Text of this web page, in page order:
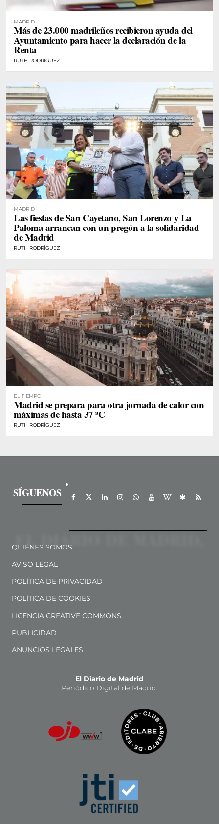
MADRID
Más de 23.000 madrileños recibieron ayuda del
Ayuntamiento para hacer la declaración de la
Renta
RUTH RODRÍGUEZ
MADRID
Las fiestas de San Cayetano, San Lorenzo y La
Paloma arrancan con un pregón a la solidaridad
de Madrid
RUTH RODRÍGUEZ
EL TIEMPO
Madrid se prepara para otra jornada de calor con
máximas de hasta 37 ºC
RUTH RODRÍGUEZ
SÍGUENOS
QUIÉNES SOMOS
AVISO LEGAL
POLÍTICA DE PRIVACIDAD
POLÍTICA DE COOKIES
LICENCIA CREATIVE COMMONS
PUBLICIDAD
ANUNCIOS LEGALES
El Diario de Madrid
Periódico Digital de Madrid.